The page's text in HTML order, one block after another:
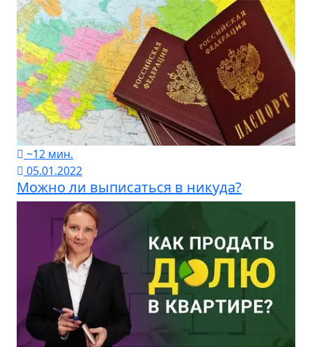
~12 мин.
05.01.2022
Можно ли выписаться в никуда?